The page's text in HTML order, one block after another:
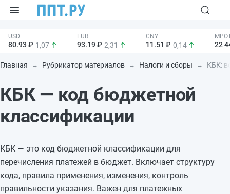
80.93 ₽ 1,07 93.19 ₽ 2,31 11.51 ₽ 0,14 22
Главная Рубрикатор материалов Налоги и сборы КБК:
КБК — код бюджетной
классификации
КБК — это код бюджетной классификации для
перечисления платежей в бюджет. Включает структуру
кода, правила применения, изменения, контроль
правильности указания. Важен для платежных